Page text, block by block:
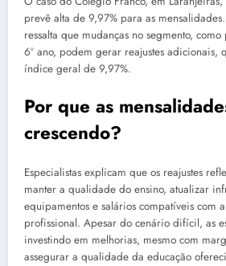
prevê alta de 9,97% para as
ressalta que mudanças no segmento,
6º ano, podem gerar reajustes adicionais,
índice geral de 9,97%.
Por que as
crescendo?
Especialistas explicam que os reajustes
manter a qualidade do ensino, atualizar
equipamentos e salários compatíveis com
profissional. Apesar do cenário difícil, as
investindo em melhorias, mesmo com
assegurar a qualidade da educação